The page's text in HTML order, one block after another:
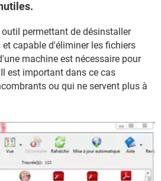
permettant de désinstaller
capable d'éliminer les fichiers
machine est nécessaire pour
est important dans ce cas
ou qui ne servent plus à